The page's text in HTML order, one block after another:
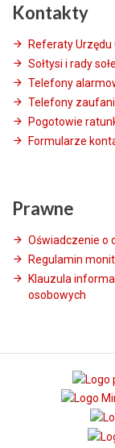
Kontakty
Referaty Urzędu
Sołtysi i rady
Telefony
Telefony
Pogotowie
Formularze
Prawne
Oświadczenie o
Regulamin
Klauzula
osobowych